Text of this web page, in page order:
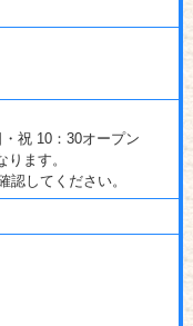
祝 10：30オープン
ます。
してください。